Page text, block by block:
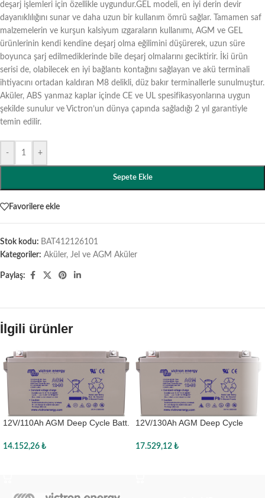
deşarj işlemleri için özellikle uygundur.GEL modeli, en iyi derin devir
dayanıklılığını sunar ve daha uzun bir kullanım ömrü sağlar. Tamamen saf
malzemelerin ve kurşun kalsiyum ızgaraların kullanımı, AGM ve GEL
ürünlerinin kendi kendine deşarj olma eğilimini düşürerek, uzun süre
boyunca şarj edilmediklerinde bile deşarj olmalarını geciktirir. İki ürün
serisi de, olabilecek en iyi bağlantı kontağını sağlayan ve akü terminali
ihtiyacını ortadan kaldıran M8 delikli, düz bakır terminallerle sunulmuştur.
Aküler, ABS yanmaz kaplar içinde CE ve UL spesifikasyonlarına uygun
şekilde sunulur ve Victron’un dünya çapında sağladığı 2 yıl garantiyle
temin edilir.
- +
Sepete Ekle
Favorilere ekle
Stok kodu: BAT412126101
Kategoriler: Aküler, Jel ve AGM Aküler
Paylaş:
İlgili ürünler
12V/110Ah AGM Deep Cycle Batt.
14.152,26 ₺
12V/130Ah AGM Deep Cycle
17.529,12 ₺